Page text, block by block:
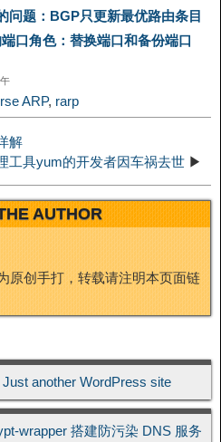
o o e
问题：BGP只更新最优路由条目
口角色：替换端口和备份端口
ARP, rarp
解
工具yum的开发者因车祸去世 ▶
AUTHOR
原创手打，转载请注明本页面链
another WordPress site
wrapper 搭建防污染 DNS 服务